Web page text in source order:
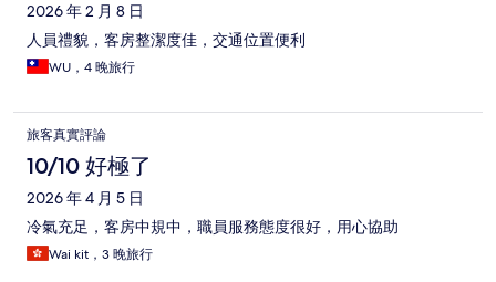
2026 年 2 月 8 日
人員禮貌，客房整潔度佳，交通位置便利
WU，4 晚旅行
旅客真實評論
10/10 好極了
2026 年 4 月 5 日
冷氣充足，客房中規中，職員服務態度很好，用心協助
Wai kit，3 晚旅行